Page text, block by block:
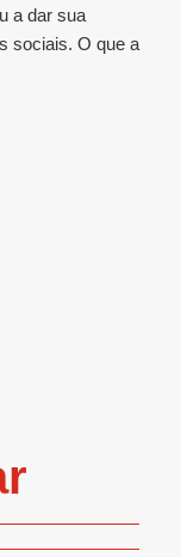
a dar sua
sociais. O que a